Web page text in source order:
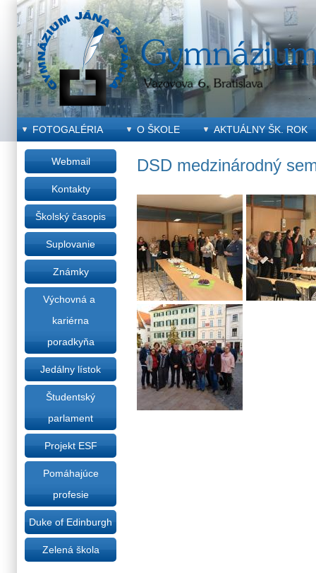
FOTOGALÉRIA O ŠKOLE AKTUÁLNY ŠK. ROK
DSD medzinárodný
Webmail
Kontakty
Školský časopis
Suplovanie
Známky
Výchovná a
kariérna
poradkyňa
Jedálny lístok
Študentský
parlament
Projekt ESF
Pomáhajúce
profesie
Duke of Edinburgh
Zelená škola